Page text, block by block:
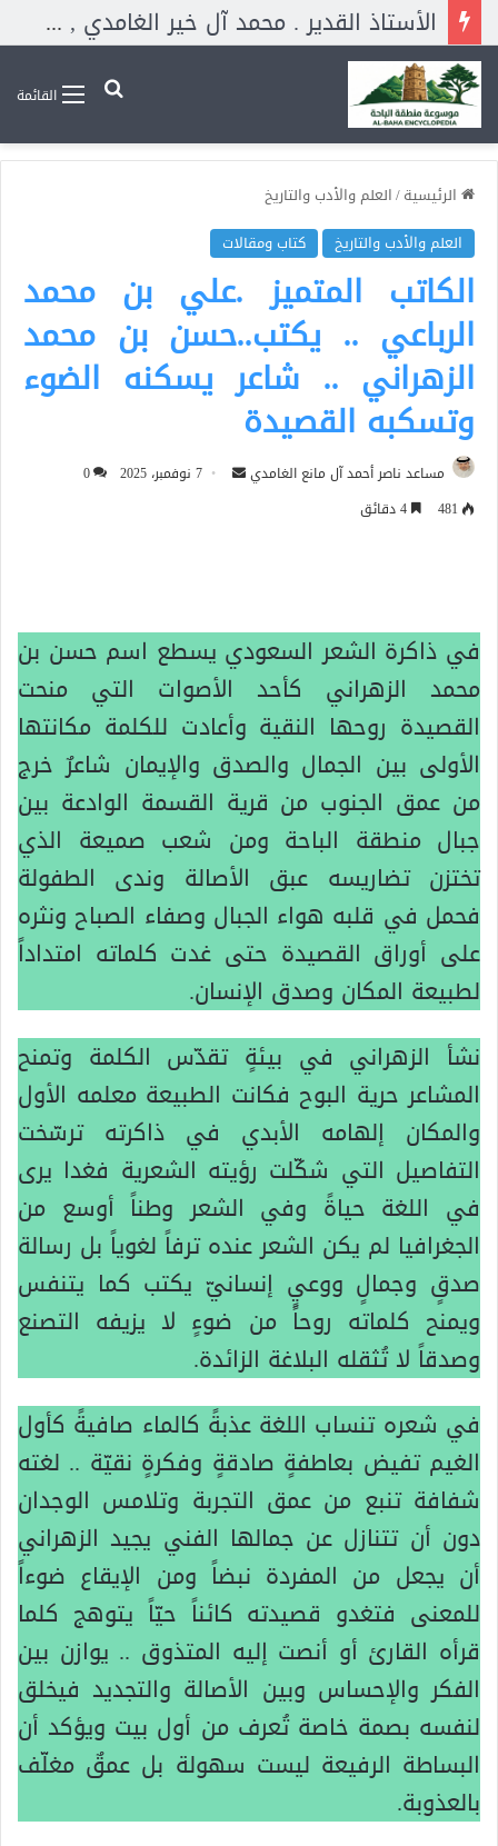
الشاعر السعودي المحبوب . مجدي شافعي . ابن صبيا يجيد كل أغراض الشعر لكنه يميل للغزلي . والحقيقة أن منطقة جازان مليئة بالعلماء والأدباء والكتاب والشعراء المتميزون .
القائمةبحث عن
الرئيسية/العلم والأدب والتاريخ
العلم والأدب والتاريخ
كتاب ومقالات
الكاتب المتميز .علي بن محمد
الرباعي .. يكتب..حسن بن محمد
الزهراني .. شاعر يسكنه الضوء
وتسكبه القصيدة
مساعد ناصر أحمد آل مانع الغامدي
أرسل 7 نوفمبر، 2025
0
481
في ذاكرة الشعر السعودي يسطع اسم حسن بن
محمد الزهراني كأحد الأصوات التي منحت
القصيدة روحها النقية وأعادت للكلمة مكانتها
الأولى بين الجمال والصدق والإيمان شاعرٌ خرج
من عمق الجنوب من قرية القسمة الوادعة بين
جبال منطقة الباحة ومن شعب صميعة الذي
تختزن تضاريسه عبق الأصالة وندى الطفولة
فحمل في قلبه هواء الجبال وصفاء الصباح ونثره
على أوراق القصيدة حتى غدت كلماته امتداداً
لطبيعة المكان وصدق الإنسان.
نشأ الزهراني في بيئةٍ تقدّس الكلمة وتمنح
المشاعر حرية البوح فكانت الطبيعة معلمه الأول
والمكان إلهامه الأبدي في ذاكرته ترسّخت
التفاصيل التي شكّلت رؤيته الشعرية فغدا يرى
في اللغة حياةً وفي الشعر وطناً أوسع من
الجغرافيا لم يكن الشعر عنده ترفاً لغوياً بل رسالة
صدقٍ وجمالٍ ووعيٍ إنسانيّ يكتب كما يتنفس
ويمنح كلماته روحاً من ضوءٍ لا يزيفه التصنع
وصدقاً لا تُثقله البلاغة الزائدة.
في شعره تنساب اللغة عذبةً كالماء صافيةً كأول
الغيم تفيض بعاطفةٍ صادقةٍ وفكرةٍ نقيّة .. لغته
شفافة تنبع من عمق التجربة وتلامس الوجدان
دون أن تتنازل عن جمالها الفني يجيد الزهراني
أن يجعل من المفردة نبضاً ومن الإيقاع ضوءاً
للمعنى فتغدو قصيدته كائناً حيّاً يتوهج كلما
قرأه القارئ أو أنصت إليه المتذوق .. يوازن بين
الفكر والإحساس وبين الأصالة والتجديد فيخلق
لنفسه بصمة خاصة تُعرف من أول بيت ويؤكد أن
البساطة الرفيعة ليست سهولة بل عمقٌ مغلّف
بالعذوبة.